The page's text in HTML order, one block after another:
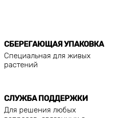
СБЕРЕГАЮЩАЯ УПАКОВКА
Специальная для живых
растений
СЛУЖБА ПОДДЕРЖКИ
Для решения любых